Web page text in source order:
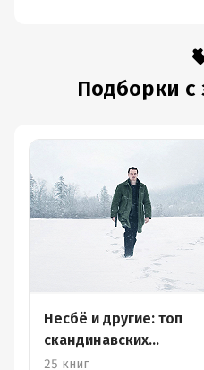
Подборки с
Несбё и другие: топ
скандинавских
детективов
25 книг